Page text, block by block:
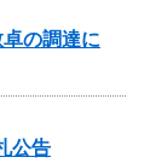
の調達に
公告